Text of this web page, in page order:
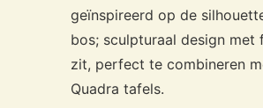
geïnspireerd op de
bos; sculpturaal design met
zit, perfect te combineren
Quadra tafels.